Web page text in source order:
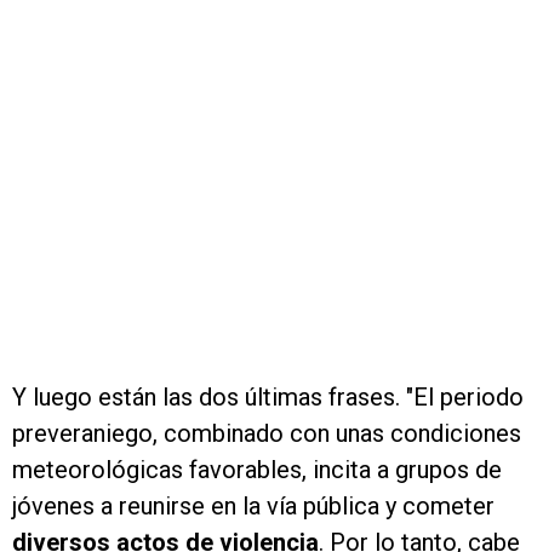
Y luego están las dos últimas frases. "El periodo
preveraniego, combinado con unas condiciones
meteorológicas favorables, incita a grupos de
jóvenes a reunirse en la vía pública y cometer
diversos actos de violencia. Por lo tanto, cabe